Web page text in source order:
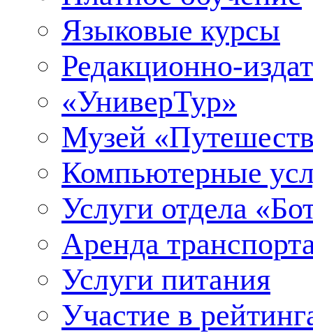
Языковые курсы
Редакционно-
«УниверТур»
Музей
Компьютерные
Услуги отдела
Аренда
Услуги питания
Участие в